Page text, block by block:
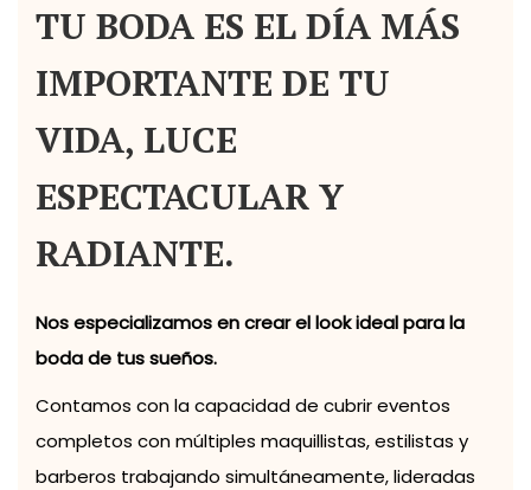
CREAR CUENTA
TU BODA ES EL DÍA MÁS
IMPORTANTE DE TU
VIDA, LUCE
ESPECTACULAR Y
RADIANTE.
Nos especializamos en crear el look ideal para la
boda de tus sueños.
Contamos con la capacidad de cubrir eventos
completos con múltiples maquillistas, estilistas y
barberos trabajando simultáneamente, lideradas